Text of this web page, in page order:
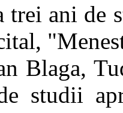
trei ani de
Blaga,
studii